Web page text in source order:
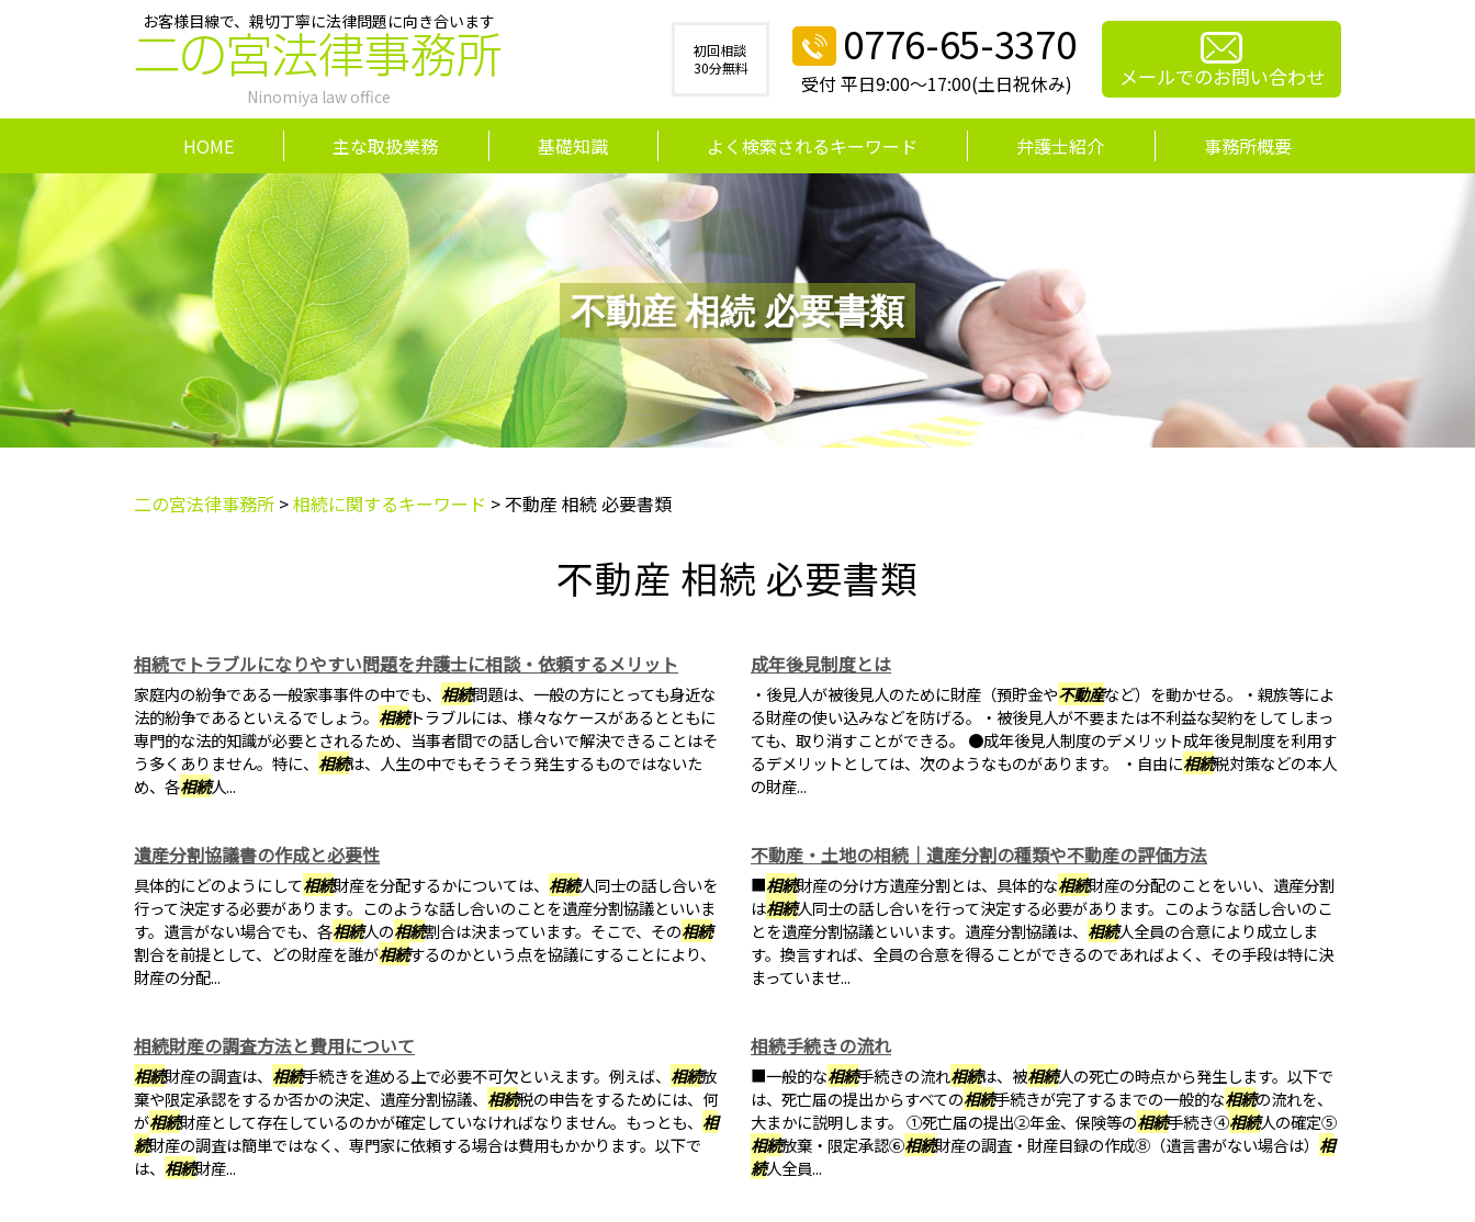
不動産 相続 必要書類
お客様目線で、親切丁寧に法律問題に向き合います
二の宮法律事務所
Ninomiya law office
初回相談
30分無料
0776-65-3370
受付 平日9:00～17:00(土日祝休み) メールでのお問い合わせ
HOME 主な取扱業務 基礎知識 よく検索されるキーワード 弁護士紹介 事務所概要
二の宮法律事務所 >相続に関するキーワード >不動産 相続 必要書類
不動産 相続 必要書類
相続でトラブルになりやすい問題を弁護士に相談・依頼するメリット
家庭内の紛争である一般家事事件の中でも、 相続問題は、一般の方にとっても身近な
法的紛争であるといえるでしょう。 相続トラブルには、様々なケースがあるとともに
専門的な法的知識が必要とされるため、当事者間での話し合いで解決できることはそ
う多くありません。特に、 相続は、人生の中でもそうそう発生するものではないた
め、各相続人...
成年後見制度とは
・後見人が被後見人のために財産（預貯金や不動産など）を動かせる。・親族等によ
る財産の使い込みなどを防げる。・被後見人が不要または不利益な契約をしてしまっ
ても、取り消すことができる。 ●成年後見人制度のデメリット成年後見制度を利用す
るデメリットとしては、次のようなものがあります。 ・自由に相続税対策などの本人
の財産...
遺産分割協議書の作成と必要性
具体的にどのようにして相続財産を分配するかについては、 相続人同士の話し合いを
行って決定する必要があります。このような話し合いのことを遺産分割協議といいま
す。遺言がない場合でも、各相続人の相続割合は決まっています。そこで、その相続
割合を前提として、どの財産を誰が相続するのかという点を協議にすることにより、
財産の分配...
不動産・土地の相続｜遺産分割の種類や不動産の評価方法
■相続財産の分け方遺産分割とは、具体的な相続財産の分配のことをいい、遺産分割
は相続人同士の話し合いを行って決定する必要があります。このような話し合いのこ
とを遺産分割協議といいます。遺産分割協議は、 相続人全員の合意により成立しま
す。換言すれば、全員の合意を得ることができるのであればよく、その手段は特に決
まっていませ...
相続財産の調査方法と費用について
相続財産の調査は、 相続手続きを進める上で必要不可欠といえます。例えば、 相続放
棄や限定承認をするか否かの決定、遺産分割協議、 相続税の申告をするためには、何
が相続財産として存在しているのかが確定していなければなりません。もっとも、 相
続財産の調査は簡単ではなく、専門家に依頼する場合は費用もかかります。以下で
は、 相続財産...
相続手続きの流れ
■一般的な相続手続きの流れ相続は、被相続人の死亡の時点から発生します。以下で
は、死亡届の提出からすべての相続手続きが完了するまでの一般的な相続の流れを、
大まかに説明します。 ①死亡届の提出②年金、保険等の相続手続き④相続人の確定⑤
相続放棄・限定承認⑥相続財産の調査・財産目録の作成⑧（遺言書がない場合は） 相
続人全員...